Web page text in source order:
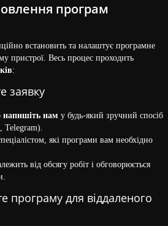
програм
встановить та налаштує програмне
пристрої. Весь процес проходить
:
заявку
напишіть нам у будь-який зручний спосіб
Telegram).
які програми вам необхідно
від обсягу робіт і обговорюється
програму для віддаленого